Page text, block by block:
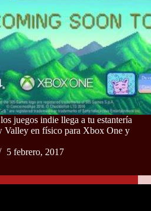
juegos indie llega a tu estantería
Valley en físico para Xbox One y
5 febrero, 2017